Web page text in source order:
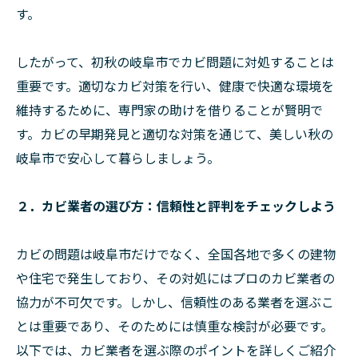
す。
したがって、初秋の岐阜市でカビ問題に対処することは
重要です。適切なカビ対策を行い、健康で快適な環境を
維持するために、専門家の助けを借りることが賢明で
す。カビの早期発見と適切な対策を通じて、美しい秋の
岐阜市で安心して暮らしましょう。
２．カビ業者の選び方：信頼性と評判をチェックしよう
カビの問題は岐阜市だけでなく、全国各地で多くの建物
や住宅で発生しており、その対処にはプロのカビ業者の
協力が不可欠です。しかし、信頼性のある業者を選ぶこ
とは重要であり、そのためには慎重な検討が必要です。
以下では、カビ業者を選ぶ際のポイントを詳しくご紹介